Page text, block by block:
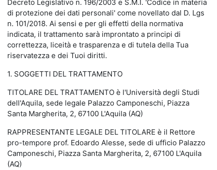
Decreto Legislativo n. 196/2003 e S.M.I. 'Codice in materia
di protezione dei dati personali' come novellato dal D. Lgs
n. 101/2018. Ai sensi e per gli effetti della normativa
indicata, il trattamento sarà improntato a principi di
correttezza, liceità e trasparenza e di tutela della Tua
riservatezza e dei Tuoi diritti.
1. SOGGETTI DEL TRATTAMENTO
TITOLARE DEL TRATTAMENTO è l'Università degli Studi
dell'Aquila, sede legale Palazzo Camponeschi, Piazza
Santa Margherita, 2, 67100 L'Aquila (AQ)
RAPPRESENTANTE LEGALE DEL TITOLARE è il Rettore
pro-tempore prof. Edoardo Alesse, sede di ufficio Palazzo
Camponeschi, Piazza Santa Margherita, 2, 67100 L'Aquila
(AQ)